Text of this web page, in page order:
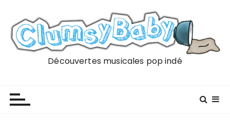
Découvertes musicales pop indé